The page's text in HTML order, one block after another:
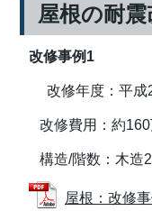
屋根の耐震
改修事例1
改修年度：平成
改修費用：約160
構造/階数：木造
屋根：改修